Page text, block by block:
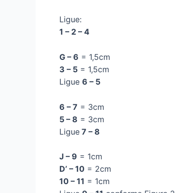
Ligue:
1 – 2 – 4
G – 6 = 1,5cm
3 – 5 = 1,5cm
Ligue 6 – 5
6 – 7 = 3cm
5 – 8 = 3cm
Ligue 7 – 8
J – 9 = 1cm
D’ – 10 = 2cm
10 – 11 = 1cm